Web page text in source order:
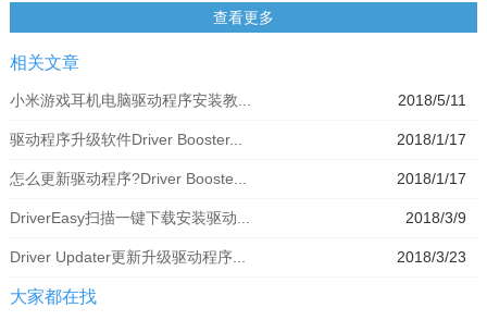
系统的时候你可以非常迅速的将系统中的驱动程序还原，节省你大量
宝贵的时间。程序还可以备份我的文档、收藏夹、outlook邮箱等相关
信息
驱动精灵提供了一个设备驱动程序的备份，恢复，更新和删除
硬盘中提取及其相关驱动程序和备份起来到您选择的位置。然后，当
您格式化并重新安装/升级您的作业系统，您可以恢复所有的“拯救”的
启动后，你的电脑将被加载和运行所需的硬件驱动程序。
查看更多
相关文章
2018/5/11
小米游戏耳机电脑驱动程序安装教...
2018/1/17
驱动程序升级软件Driver Booster...
2018/1/17
怎么更新驱动程序?Driver Booste...
2018/3/9
DriverEasy扫描一键下载安装驱动...
2018/3/23
Driver Updater更新升级驱动程序...
大家都在找